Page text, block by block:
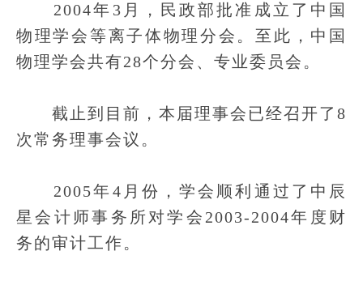
2004年3月，民政部批准成立了中国
物理学会等离子体物理分会。至此，中国
物理学会共有28个分会、专业委员会。
截止到目前，本届理事会已经召开了8
次常务理事会议。
2005年4月份，学会顺利通过了中辰
星会计师事务所对学会2003-2004年度财
务的审计工作。